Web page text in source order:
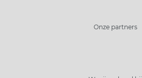
Onze partners